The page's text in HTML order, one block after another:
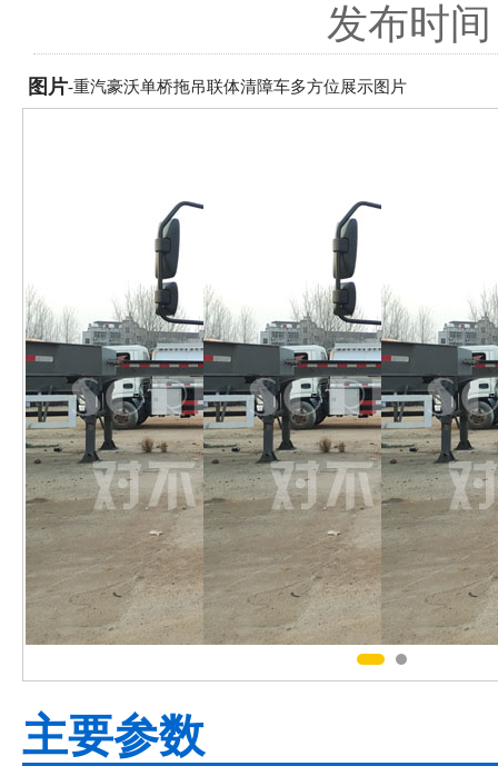
发布时
图片-重汽豪沃单桥拖吊联体清障车多方位展示图片
主要参数